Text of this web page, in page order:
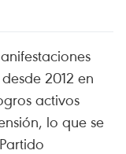
2012 en
activos
lo que se